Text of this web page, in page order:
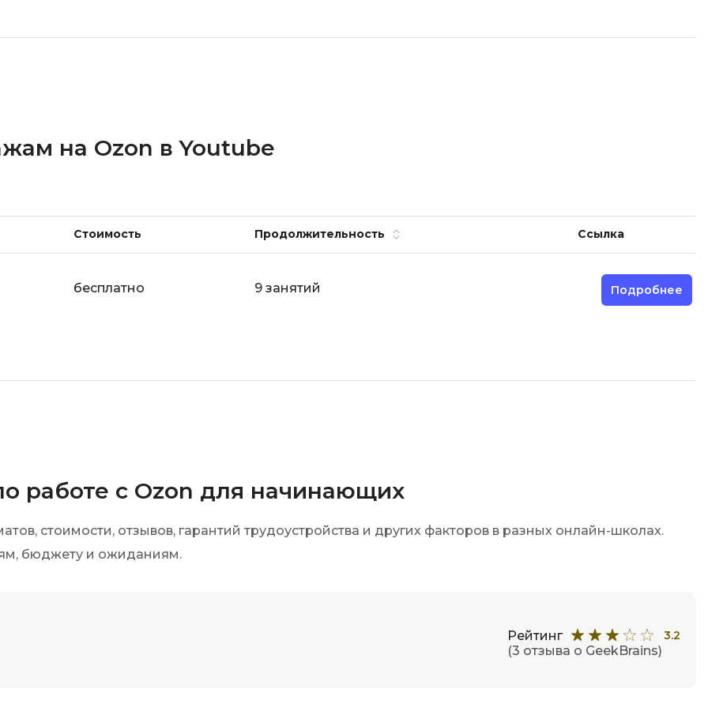
на Ozon в Youtube
Стоимость Продолжительность Ссылка
бесплатно 9 занятий Подробнее
работе с Ozon для начинающих
стоимости, отзывов, гарантий трудоустройства и других факторов в разных онлайн-школах.
бюджету и ожиданиям.
Рейтинг 3.2
(3 отзыва о GeekBrains)